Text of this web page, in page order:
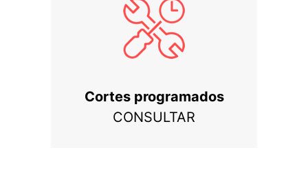
Cortes programados
CONSULTAR